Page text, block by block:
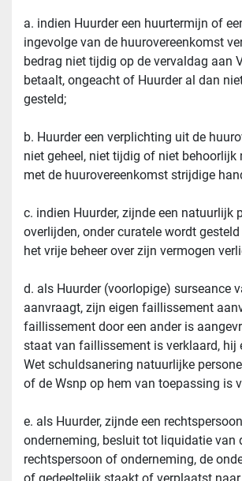
a. indien Huurder een huurtermijn of
ingevolge van de huurovereenkomst
bedrag niet tijdig op de vervaldag aan
betaalt, ongeacht of Huurder al dan
gesteld;
b. Huurder een verplichting uit de
niet geheel, niet tijdig of niet behoorlijk
met de huurovereenkomst strijdige
c. indien Huurder, zijnde een natuurlijk
overlijden, onder curatele wordt
het vrije beheer over zijn vermogen
d. als Huurder (voorlopige) surseance
aanvraagt, zijn eigen faillissement
faillissement door een ander is
staat van faillissement is verklaard, hij
Wet schuldsanering natuurlijke
of de Wsnp op hem van toepassing is
e. als Huurder, zijnde een
onderneming, besluit tot liquidatie van
rechtspersoon of onderneming, de